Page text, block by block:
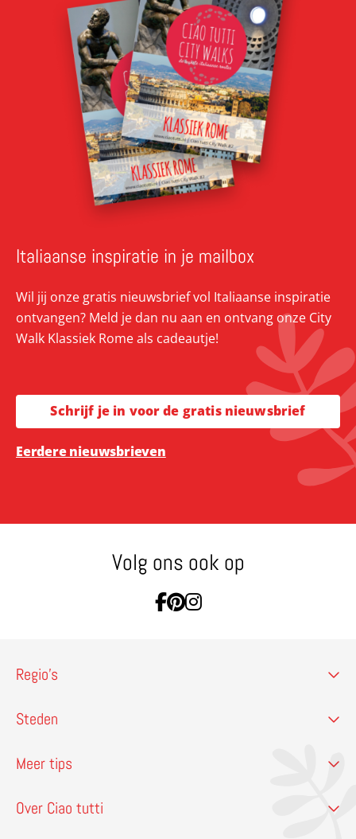
Italiaanse inspiratie in je mailbox
Wil jij onze gratis nieuwsbrief vol Italiaanse inspiratie
ontvangen? Meld je dan nu aan en ontvang onze City
Walk Klassiek Rome als cadeautje!
Schrijf je in voor de gratis nieuwsbrief
Eerdere nieuwsbrieven
Volg ons ook op
Ga naar Facebook
Ga naar Pinterest
Ga naar Instagram
Regio’s
Steden
Meer tips
Over Ciao tutti